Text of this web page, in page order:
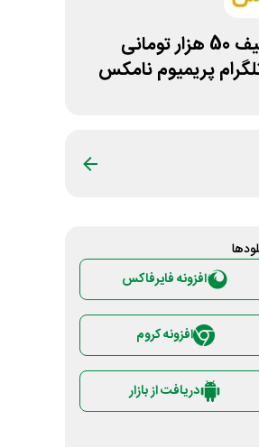
کد تخفیف 50 هزار تومانی
پریمیوم نامکس
افزونه فایرفاکس
افزونه کروم
دریافت از بازار